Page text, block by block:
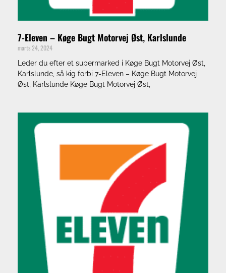
7-Eleven – Køge Bugt Motorvej Øst, Karlslunde
marts 24, 2024
Leder du efter et supermarked i Køge Bugt Motorvej Øst,
Karlslunde, så kig forbi 7-Eleven – Køge Bugt Motorvej
Øst, Karlslunde Køge Bugt Motorvej Øst,